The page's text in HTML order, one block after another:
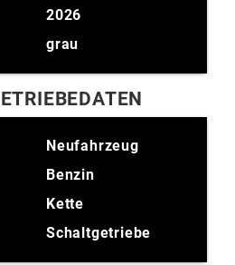
2026
grau
Neufahrzeug
Benzin
Kette
Schaltgetriebe